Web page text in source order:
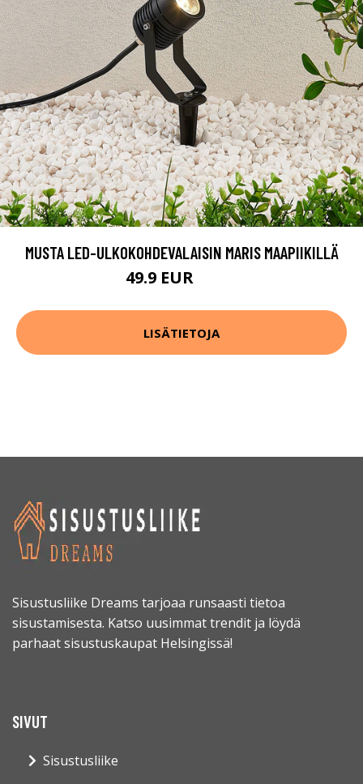
MUSTA LED-ULKOKOHDEVALAISIN MARIS MAAPIIKILLÄ
49.9 EUR
LISÄTIETOJA
Sisustusliike Dreams tarjoaa runsaasti tietoa
sisustamisesta. Katso uusimmat trendit ja löydä
parhaat sisustuskaupat Helsingissä!
SIVUT
Sisustusliike